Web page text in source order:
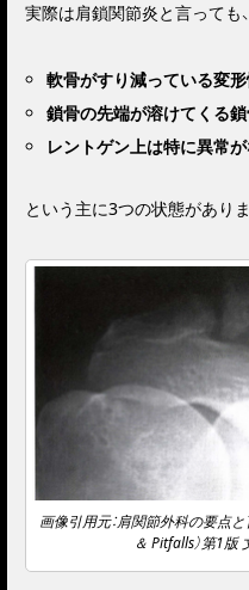
実際は肩鎖関節炎と言っても、
軟骨がすり減っている変
鎖骨の先端が溶けてくる
レントゲン上は特に異常
という主に3つの状態がありま
画像引用元：肩関節外科の要点
＆ Pitfalls）第1版